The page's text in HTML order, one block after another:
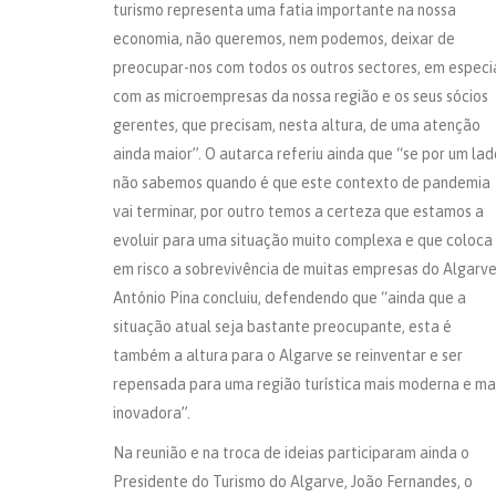
turismo representa uma fatia importante na nossa
economia, não queremos, nem podemos, deixar de
preocupar-nos com todos os outros sectores, em
com as microempresas da nossa região e os seus sócios
gerentes, que precisam, nesta altura, de uma atenção
ainda maior”. O autarca referiu ainda que “se por um
não sabemos quando é que este contexto de pandemia
vai terminar, por outro temos a certeza que estamos a
evoluir para uma situação muito complexa e que coloca
em risco a sobrevivência de muitas empresas do
António Pina concluiu, defendendo que “ainda que a
situação atual seja bastante preocupante, esta é
também a altura para o Algarve se reinventar e ser
repensada para uma região turística mais moderna e
inovadora”.
Na reunião e na troca de ideias participaram ainda o
Presidente do Turismo do Algarve, João Fernandes, o